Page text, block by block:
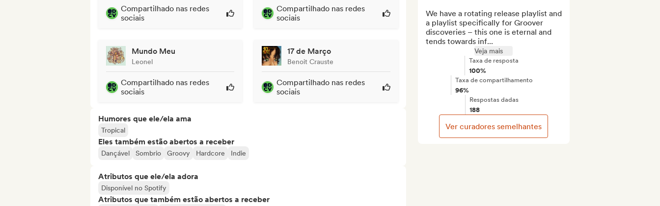
Compartilhado nas redes
sociais
Compartilhado nas redes
sociais
Mundo Meu
Leonel
Compartilhado nas redes
sociais
17 de Março
Benoit Crauste
Compartilhado nas redes
sociais
Humores que ele/ela ama
Tropical
Eles também estão abertos a receber
Dançável Sombrio Groovy Hardcore Indie
Atributos que ele/ela adora
Disponível no Spotify
Atributos que também estão abertos a receber
We have a rotating release playlist and
a playlist specifically for Groover
discoveries – this one is eternal and
tends towards inf...
Veja mais
Taxa de resposta
100%
Taxa de compartilhamento
96%
Respostas dadas
188
Ver curadores semelhantes